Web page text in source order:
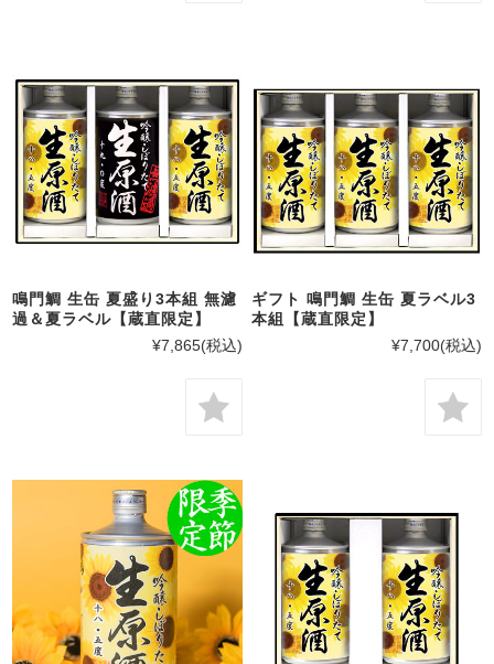
鳴門鯛 生缶 夏盛り3本組 無濾
過＆夏ラベル【蔵直限定】
¥7,865(税込)
ギフト 鳴門鯛 生缶 夏ラベル3
本組【蔵直限定】
¥7,700(税込)